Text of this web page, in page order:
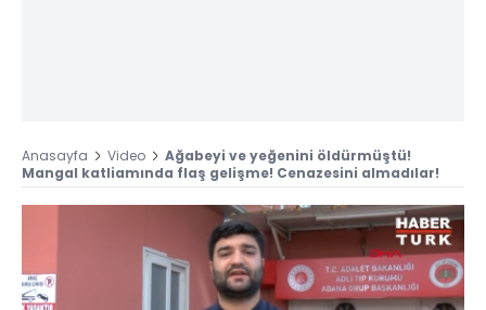
Anasayfa Video
Ağabeyi ve yeğenini öldürmüştü!
Mangal katliamında flaş gelişme! Cenazesini almadılar!